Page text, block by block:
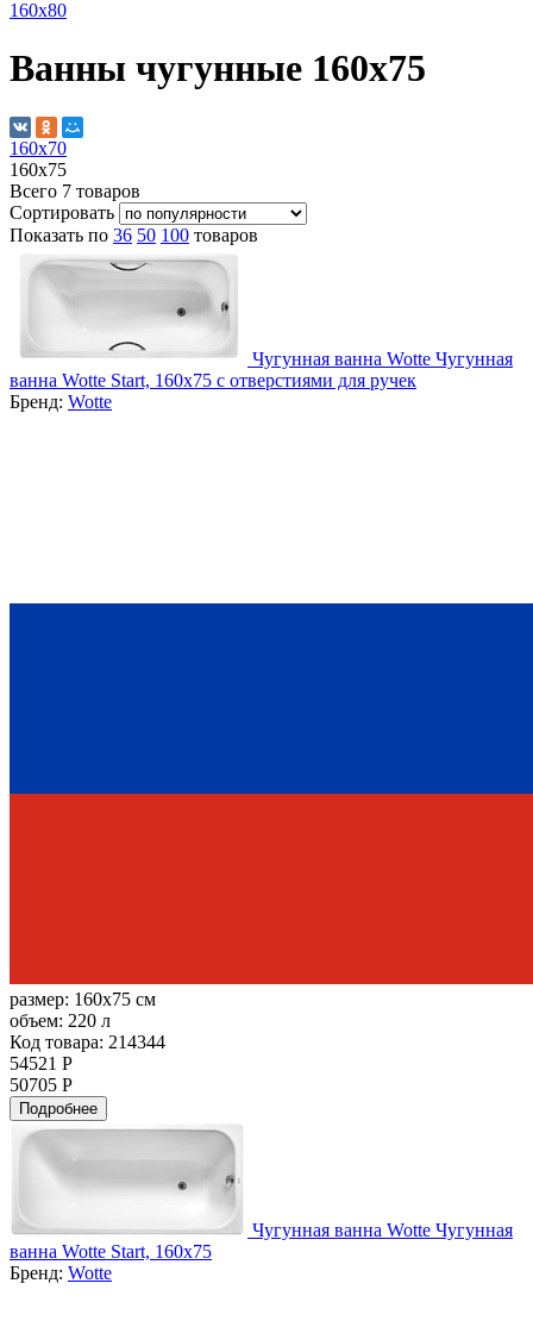
160x80
Ванны чугунные 160х75
160х70
160х75
Всего 7 товаров
Сортировать
Показать по 36 50 100 товаров
Чугунная ванна Wotte Чугунная
ванна Wotte Start, 160x75 c отверстиями для ручек
Бренд: Wotte
размер: 160x75 см
объем: 220 л
Код товара: 214344
54521 Р
50705 Р
Подробнее
Чугунная ванна Wotte Чугунная
ванна Wotte Start, 160х75
Бренд: Wotte